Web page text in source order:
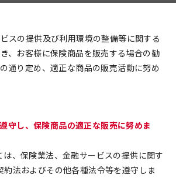
スの提供及び利⽤環境の整備等に関する
、お客様に保険商品を販売する場合の勧
通り定め、適正な商品の販売活動に努め
守し、保険商品の適正な販売に努めま
は、保険業法、⾦融サービスの提供に関す
約法およびその他各種法令等を遵守しま